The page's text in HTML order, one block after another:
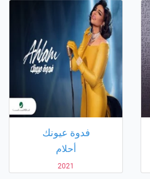
فدوة عيونك
أحلام
2021